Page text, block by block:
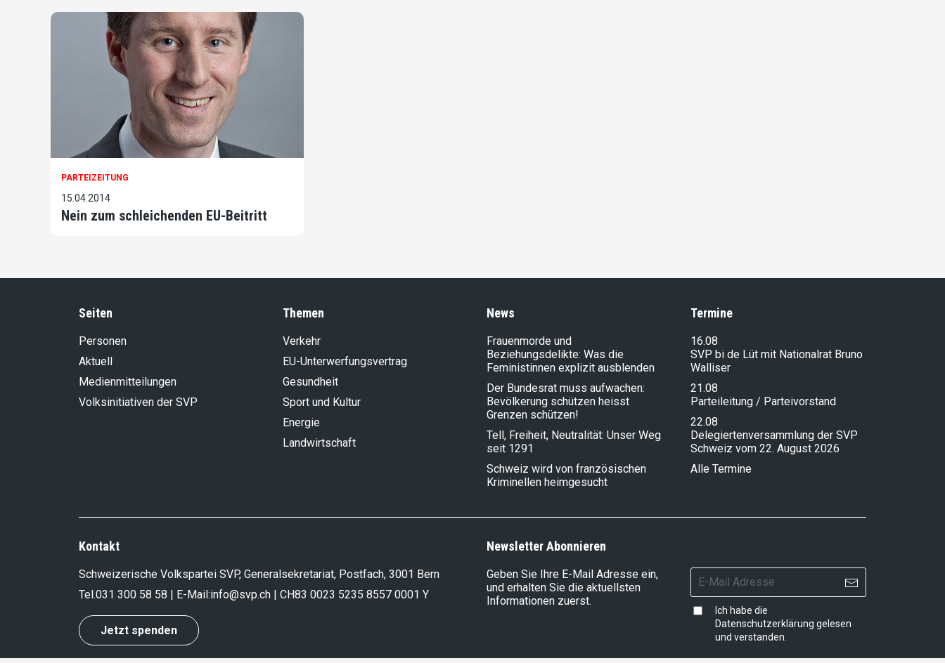
PARTEIZEITUNG
15.04.2014
Nein zum schleichenden EU-Beitritt
Seiten
Personen
Aktuell
Medienmitteilungen
Volksinitiativen der SVP
Themen
Verkehr
EU-Unterwerfungsvertrag
Gesundheit
Sport und Kultur
Energie
Landwirt­schaft
News
Frauenmorde und
Beziehungsdelikte: Was die
Feministinnen explizit ausblenden
Der Bundesrat muss aufwachen:
Bevölkerung schützen heisst
Grenzen schützen!
Tell, Freiheit, Neutralität: Unser Weg
seit 1291
Schweiz wird von französischen
Kriminellen heimgesucht
Termine
16.08
SVP bi de Lüt mit Nationalrat Bruno
Walliser
21.08
Parteileitung / Parteivorstand
22.08
Delegiertenversammlung der SVP
Schweiz vom 22. August 2026
Alle Termine
Kontakt
Schweizerische Volkspartei SVP, Generalsekretariat, Postfach, 3001 Bern
Tel.031 300 58 58 | E-Mail:info@svp.ch | CH83 0023 5235 8557 0001 Y
Jetzt spenden
Newsletter Abonnieren
Geben Sie Ihre E-Mail Adresse ein,
und erhalten Sie die aktuellsten
Informationen zuerst.
Ich habe die
Datenschutzerklärung gelesen
und verstanden.